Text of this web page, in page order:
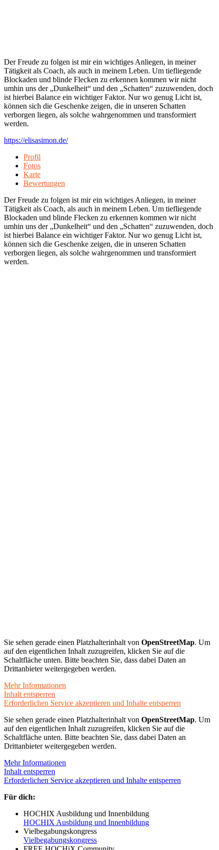
Der Freude zu folgen ist mir ein wichtiges Anliegen, in meiner
Tätigkeit als Coach, als auch in meinem Leben. Um tiefliegende
Blockaden und blinde Flecken zu erkennen kommen wir nicht
umhin uns der „Dunkelheit“ und den „Schatten“ zuzuwenden, doch
ist hierbei Balance ein wichtiger Faktor. Nur wo genug Licht ist,
können sich die Geschenke zeigen, die in unseren Schatten
verborgen liegen, als solche wahrgenommen und transformiert
werden.
https://elisasimon.de/
Profil
Fotos
Karte
Bewertungen
Der Freude zu folgen ist mir ein wichtiges Anliegen, in meiner
Tätigkeit als Coach, als auch in meinem Leben. Um tiefliegende
Blockaden und blinde Flecken zu erkennen kommen wir nicht
umhin uns der „Dunkelheit“ und den „Schatten“ zuzuwenden, doch
ist hierbei Balance ein wichtiger Faktor. Nur wo genug Licht ist,
können sich die Geschenke zeigen, die in unseren Schatten
verborgen liegen, als solche wahrgenommen und transformiert
werden.
Sie sehen gerade einen Platzhalterinhalt von OpenStreetMap. Um
auf den eigentlichen Inhalt zuzugreifen, klicken Sie auf die
Schaltfläche unten. Bitte beachten Sie, dass dabei Daten an
Drittanbieter weitergegeben werden.
Mehr Informationen
Inhalt entsperren
Erforderlichen Service akzeptieren und Inhalte entsperren
Sie sehen gerade einen Platzhalterinhalt von OpenStreetMap. Um
auf den eigentlichen Inhalt zuzugreifen, klicken Sie auf die
Schaltfläche unten. Bitte beachten Sie, dass dabei Daten an
Drittanbieter weitergegeben werden.
Mehr Informationen
Inhalt entsperren
Erforderlichen Service akzeptieren und Inhalte entsperren
Für dich:
HOCHIX Ausbildung und Innenbildung
HOCHIX Ausbildung und Innenbildung
Vielbegabungskongress
Vielbegabungskongress